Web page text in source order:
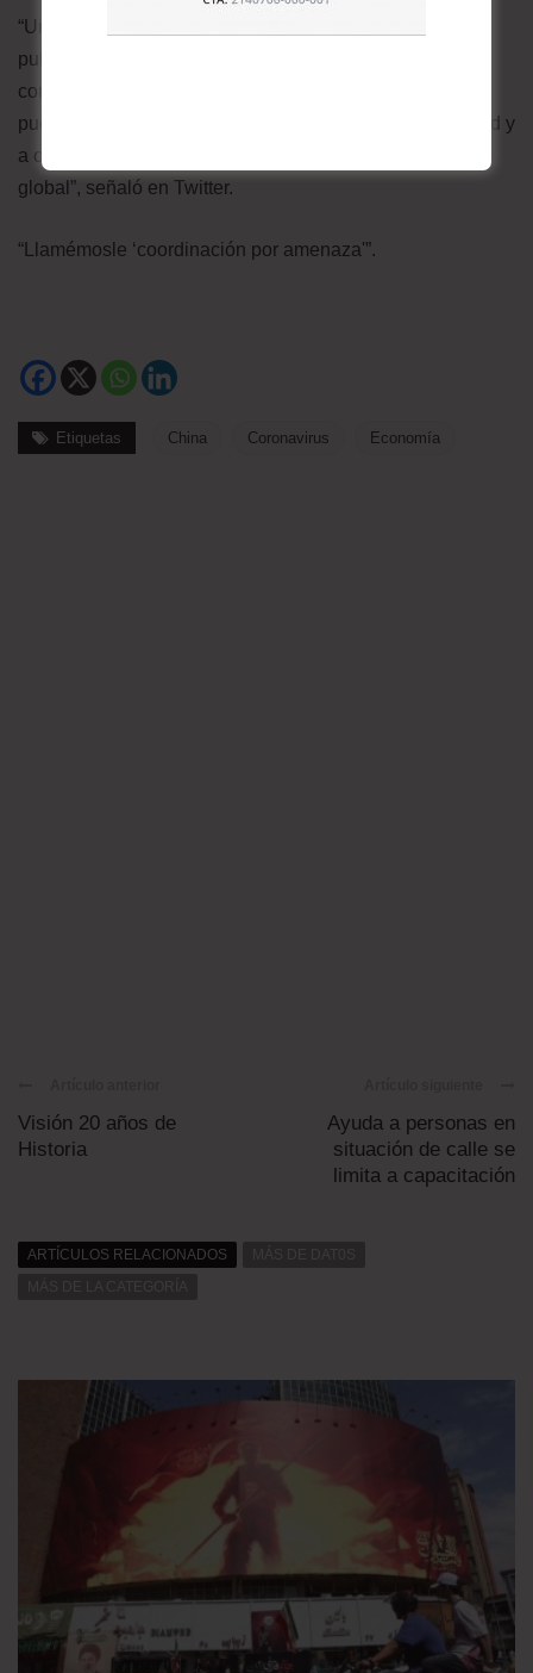
“Una razón importante por la que China puede haber
publicado cifras tan malas, más allá de ayudar [a
conseguir] la curva V: advertir al mundo de cuán mal
puede ponerse la situación para ellos e impulsar a la Fed y
a otros a reaccionar al desvanecimiento de la demanda
global”, señaló en Twitter.
“Llamémosle ‘coordinación por amenaza'”.
Etiquetas China Coronavirus Economía
Visión 20 años de
Historia
Ayuda a personas en
situación de calle se
limita a capacitación
ARTÍCULOS RELACIONADOS